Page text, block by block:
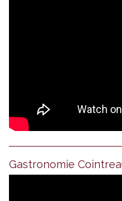
Gastronomie